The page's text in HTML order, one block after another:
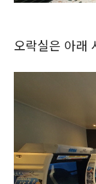
오락실은 아래